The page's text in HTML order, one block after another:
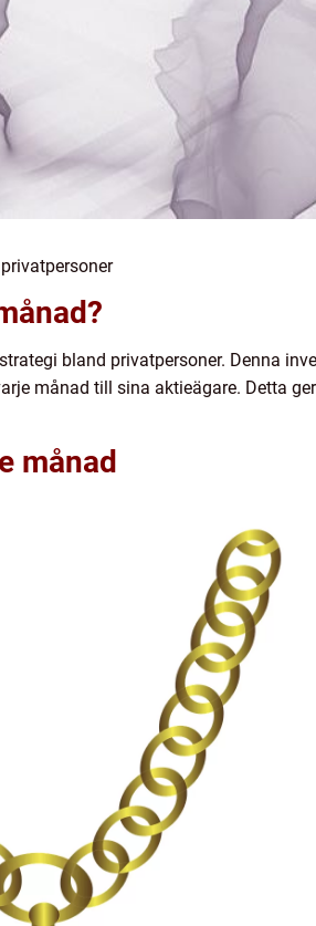
bland privatpersoner. Denna
månad till sina aktieägare. Detta
månad